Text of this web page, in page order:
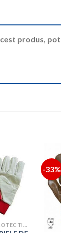
produs, pot
ECHIPAMENTE PROTECTIA MUNCII
-33%